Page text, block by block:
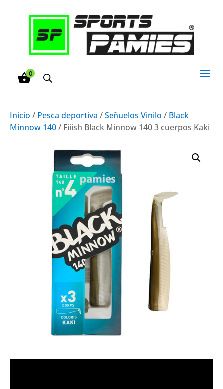
0
Inicio / Pesca deportiva /Señuelos Vinilo / Black
Minnow 140/ Fiiish Black Minnow 140 3 cuerpos Kaki